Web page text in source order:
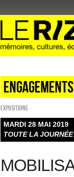
EXPOSITIONS
MARDI 28 MAI 2019
TOUTE LA JOURNÉE